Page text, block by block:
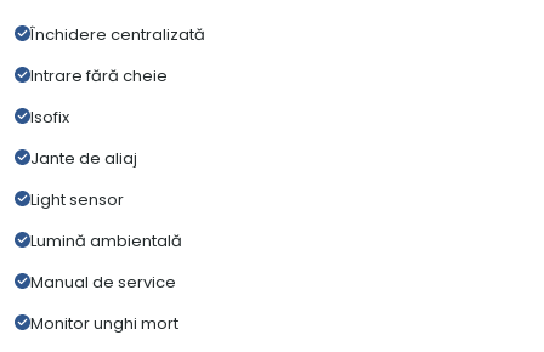
Închidere centralizată
Intrare fără cheie
Isofix
Jante de aliaj
Light sensor
Lumină ambientală
Manual de service
Monitor unghi mort